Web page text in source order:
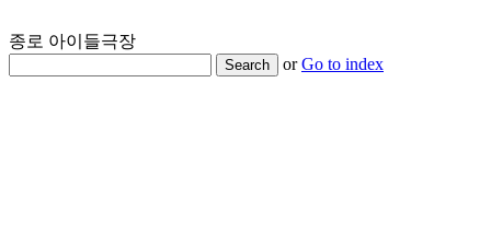
종로 아이들극장
Search orGo to index